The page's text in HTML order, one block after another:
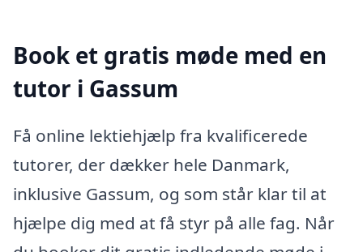
Book et gratis møde med en
tutor i Gassum
Få online lektiehjælp fra kvalificerede
tutorer, der dækker hele Danmark,
inklusive Gassum, og som står klar til at
hjælpe dig med at få styr på alle fag. Når